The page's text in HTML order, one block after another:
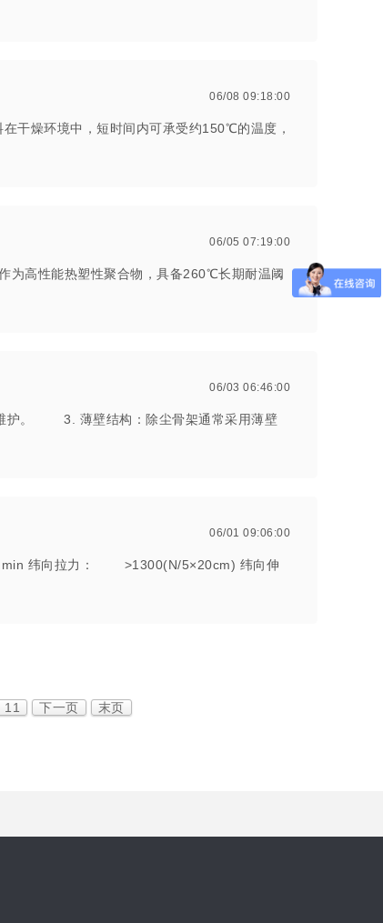
06/08 09:18:00
干燥环境中，短时间内可承受约150℃的温度，
06/05 07:19:00
为高性能热塑性聚合物，具备260℃长期耐温阈
06/03 06:46:00
护。 3. 薄壁结构：除尘骨架通常采用薄壁
06/01 09:06:00
纬向拉力： >1300(N/5×20cm) 纬向伸
11 下一页 末页